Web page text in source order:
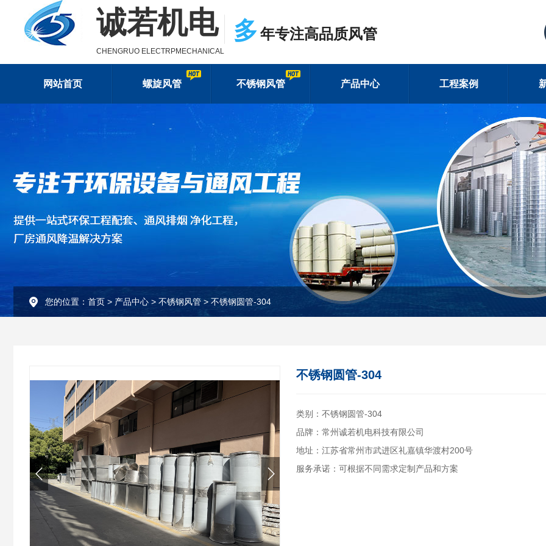
诚若机电
CHENGRUO ELECTRPMECHANICAL
多年专注高品质风管
网站首页 螺旋风管 不锈钢风管 产品中心 工程案例
您的位置： 首页 > 产品中心 > 不锈钢风管 > 不锈钢圆管-304
不锈钢圆管-304
类别：不锈钢圆管-304
品牌：常州诚若机电科技有限公司
地址：江苏省常州市武进区礼嘉镇华渡村200号
服务承诺：可根据不同需求定制产品和方案